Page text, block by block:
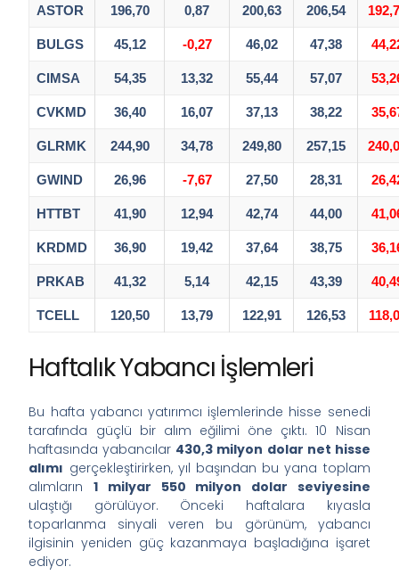
ASTOR 196,70 0,87 200,63 206,54
BULGS 45,12 -0,27 46,02 47,38
CIMSA 54,35 13,32 55,44 57,07
CVKMD 36,40 16,07 37,13 38,22
GLRMK 244,90 34,78 249,80 257,15
GWIND 26,96 -7,67 27,50 28,31
HTTBT 41,90 12,94 42,74 44,00
KRDMD 36,90 19,42 37,64 38,75
PRKAB 41,32 5,14 42,15 43,39
TCELL 120,50 13,79 122,91 126,53
Haftalık Yabancı İşlemleri
Bu hafta yabancı yatırımcı işlemlerinde hisse senedi
tarafında güçlü bir alım eğilimi öne çıktı. 10 Nisan
haftasında yabancılar 430,3 milyon dolar net hisse
alımı gerçekleştirirken, yıl başından bu yana toplam
alımların1 milyar 550 milyon dolar seviyesine
ulaştığı görülüyor. Önceki haftalara kıyasla
toparlanma sinyali veren bu görünüm, yabancı
ilgisinin yeniden güç kazanmaya başladığına işaret
ediyor.